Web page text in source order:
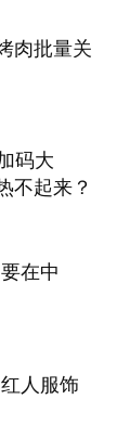
肉批量关
码大
不起来？
在中
人服饰